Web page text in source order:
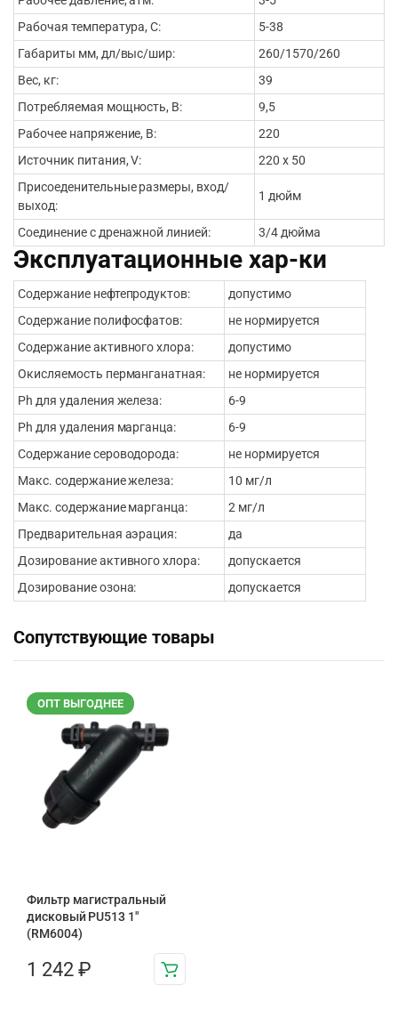
Рабочая температура, С:
5-38
Габариты мм, дл/выс/шир:
260/1570/260
Вес, кг:
39
Потребляемая мощность, В:
9,5
Рабочее напряжение, В:
220
Источник питания, V:
220 х 50
Присоеденительные размеры, вход/
выход:
1 дюйм
Соединение с дренажной линией: 3/4 дюйма
Эксплуатационные хар-ки
Содержание нефтепродуктов:
допустимо
Содержание полифосфатов:
не нормируется
Содержание активного хлора:
допустимо
Окисляемость перманганатная:
не нормируется
Ph для удаления железа:
6-9
Ph для удаления марганца:
6-9
Содержание сероводорода:
не нормируется
Макс. содержание железа:
10 мг/л
Макс. содержание марганца:
2 мг/л
Предварительная аэрация:
да
Дозирование активного хлора:
допускается
Дозирование озона:
допускается
Сопутствующие товары
ОПТ ВЫГОДНЕЕ
Фильтр магистральный
дисковый PU513 1″
(RM6004)
1 242 ₽